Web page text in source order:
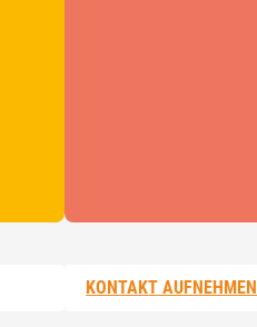
KONTAKT AUFNEHMEN